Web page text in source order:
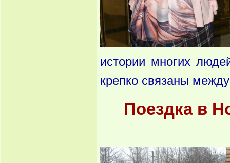
истории многих
крепко связаны
Поездка в